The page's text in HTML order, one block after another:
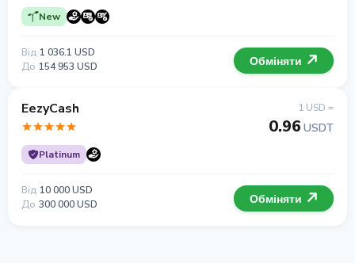
New
Від 1 036.1 USD
До 154 953 USD Обміняти
EezyCash
Platinum
1 USD =
0.96 USDT
Від 10 000 USD
До 300 000 USD Обміняти